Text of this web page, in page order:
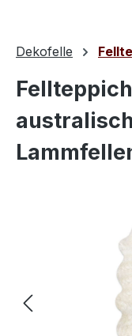
Dekofelle
Bildergalerie